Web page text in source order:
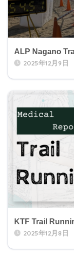
ALP Nagano
2025年12月9日
KTF Trail
2025年12月8日